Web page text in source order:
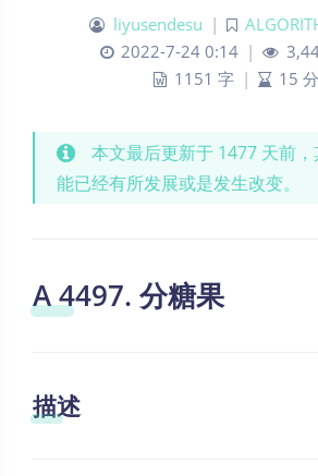
liyusendesu |
2022-7-24 0:14 |
1151 字 | 15
本文最后更新于 1477 天前
能已经有所发展或是发生改变。
A 4497. 分糖果
描述